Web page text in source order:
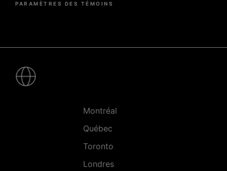
PARAMÈTRES DES TÉMOINS
Montréal
Québec
Toronto
Londres